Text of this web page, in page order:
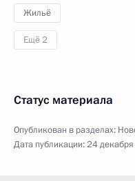
Жильё
Ещё 2
Статус материала
Опубликован в разделах:
Дата публикации:24